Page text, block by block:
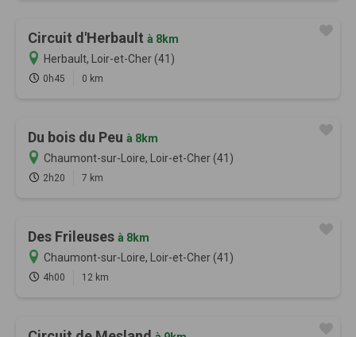
Circuit d'Herbault à 8km
Herbault, Loir-et-Cher (41)
0h45 0 km
Du bois du Peu à 8km
Chaumont-sur-Loire, Loir-et-Cher (41)
2h20 7 km
Des Frileuses à 8km
Chaumont-sur-Loire, Loir-et-Cher (41)
4h00 12 km